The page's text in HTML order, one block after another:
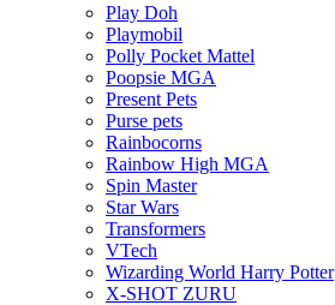
Play Doh
Playmobil
Polly Pocket Mattel
Poopsie MGA
Present Pets
Purse pets
Rainbocorns
Rainbow High MGA
Spin Master
Star Wars
Transformers
VTech
Wizarding World Harry Potter
X-SHOT ZURU